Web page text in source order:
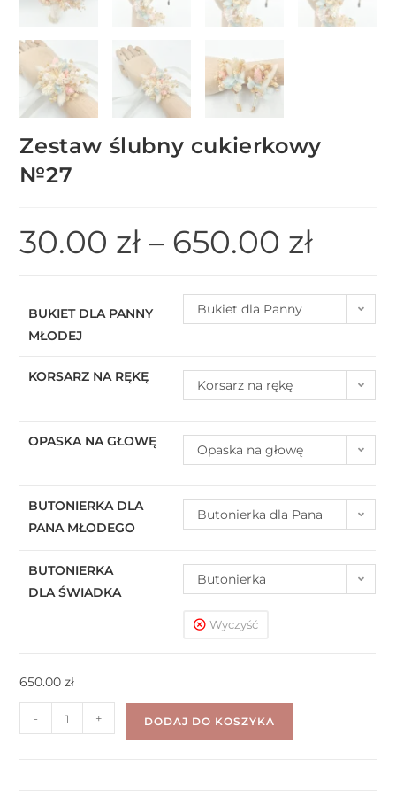
Zestaw ślubny cukierkowy
№27
30.00 zł – 650.00 zł
BUKIET DLA PANNY
MŁODEJ
Bukiet dla Panny
KORSARZ NA RĘKĘ
Korsarz na rękę
OPASKA NA GŁOWĘ
Opaska na głowę
BUTONIERKA DLA
PANA MŁODEGO
Butonierka dla Pana
BUTONIERKA
DLA ŚWIADKA
Butonierka
Wyczyść
650.00zł
- + DODAJ DO KOSZYKA